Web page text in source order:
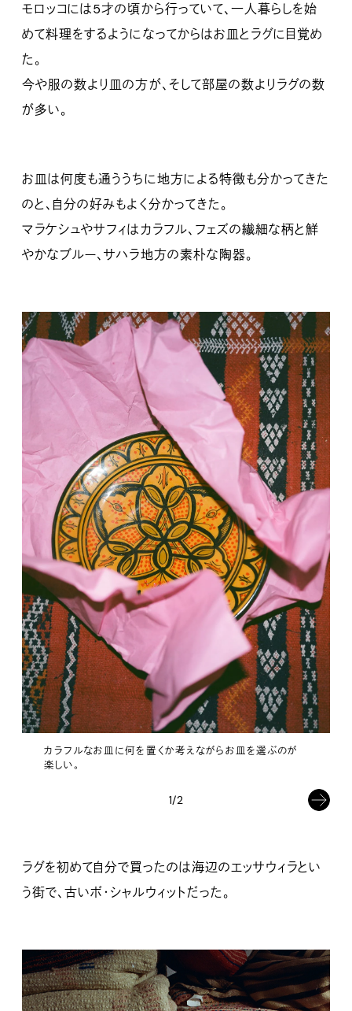
モロッコには5才の頃から行っていて、一人暮らしを始
めて料理をするようになってからはお皿とラグに目覚め
た。
今や服の数より皿の方が、そして部屋の数よりラグの数
が多い。
お皿は何度も通ううちに地方による特徴も分かってきた
のと、自分の好みもよく分かってきた。
マラケシュやサフィはカラフル、フェズの繊細な柄と鮮
やかなブルー、サハラ地方の素朴な陶器。
カラフルなお皿に何を置くか考えながらお皿を選ぶのが
楽しい。
1/2
ラグを初めて自分で買ったのは海辺のエッサウィラとい
う街で、古いボ・シャルウィットだった。